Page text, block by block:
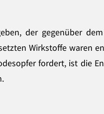
der gegenüber
Wirkstoffe waren
fordert, ist die